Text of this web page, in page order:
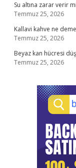
Su altına zarar verir
Temmuz 25, 2026
Kallavi kahve ne
Temmuz 25, 2026
Beyaz kan hücresi
Temmuz 25, 2026